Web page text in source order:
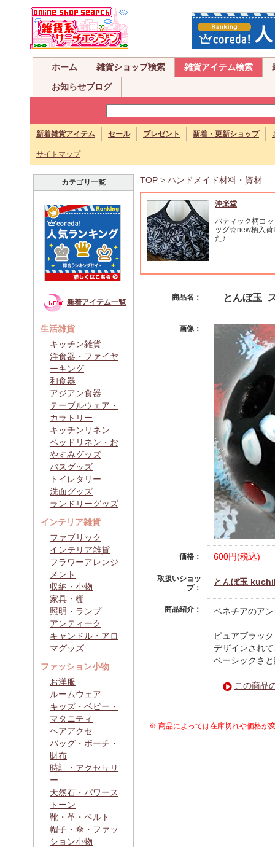
ホーム 雑貨ショップ検索 雑貨アイテム検索
お知らせブログ
新着雑貨アイテム セール プレゼント 新着・更新ショップ
サイトマップ
カテゴリ一覧
新着アイテム一覧
生活雑貨
キッチン雑貨
洋食器・ファイヤ
ーキング
和食器
アジアン食器
テーブルウェア・
カラトリー
キッチンリネン
ベッドリネン・お
やすみグッズ
バスグッズ
トイレタリー
洗面グッズ
ランドリーグッズ
インテリア雑貨
ファブリック
インテリア雑貨
フラワーアレンジ
メント
収納・小物
家具・棚
照明・ランプ
アンティーク
キャンドル・アロ
マグッズ
ファッション小物
お洋服
ルームウェア
キッズ・ベビー・
マタニティ
ヘアアクセ
バッグ・ポーチ・
財布
時計・アクセサリ
ー
天然石・パワース
トーン
靴・革・ベルト
帽子・傘・ファッ
ション小物
TOP > ハンドメイド材料・資材
沖楽堂
バティック柄コ
ッグ☆new柄入荷
た♪
商品名： とんぼ玉_
画像：
価格： 600円(税込)
取扱いショッ
プ：
とんぼ玉
商品紹介： ベネチアのア
ピュアブラッ
デザインされ
ベーシックさ
この商品
※ 商品によっては在庫切れや価格が